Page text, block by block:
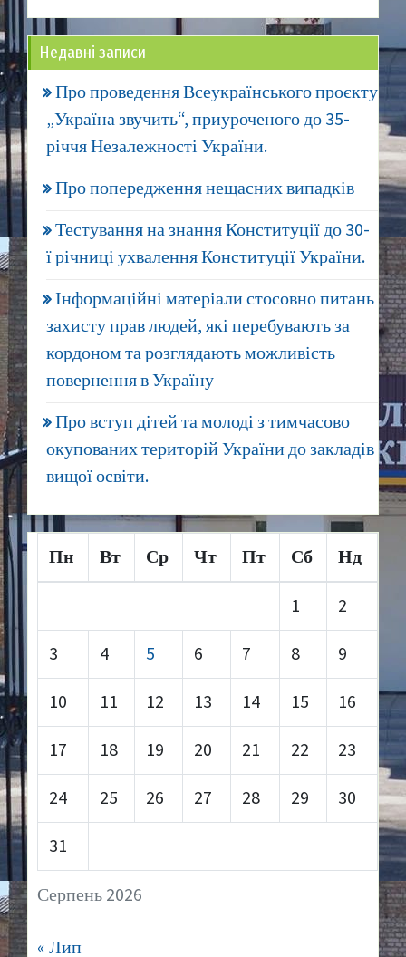
Недавні записи
Про проведення Всеукраїнського проєкту
„Україна звучить“, приуроченого до 35-
річчя Незалежності України.
Про попередження нещасних випадків
Тестування на знання Конституції до 30-
ї річниці ухвалення Конституції України.
Інформаційні матеріали стосовно питань
захисту прав людей, які перебувають за
кордоном та розглядають можливість
повернення в Україну
Про вступ дітей та молоді з тимчасово
окупованих територій України до закладів
вищої освіти.
Серпень 2026
Пн Вт Ср Чт Пт Сб Нд
1 2
3 4 5 6 7 8 9
10 11 12 13 14 15 16
17 18 19 20 21 22 23
24 25 26 27 28 29 30
31
« Лип